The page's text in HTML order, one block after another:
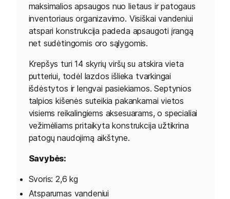
maksimalios apsaugos nuo lietaus ir patogaus
inventoriaus organizavimo. Visiškai vandeniui
atspari konstrukcija padeda apsaugoti įrangą
net sudėtingomis oro sąlygomis.
Krepšys turi 14 skyrių viršų su atskira vieta
putteriui, todėl lazdos išlieka tvarkingai
išdėstytos ir lengvai pasiekiamos. Septynios
talpios kišenės suteikia pakankamai vietos
visiems reikalingiems aksesuarams, o specialiai
vežimėliams pritaikyta konstrukcija užtikrina
patogų naudojimą aikštyne.
Savybės:
Svoris: 2,6 kg
Atsparumas vandeniui